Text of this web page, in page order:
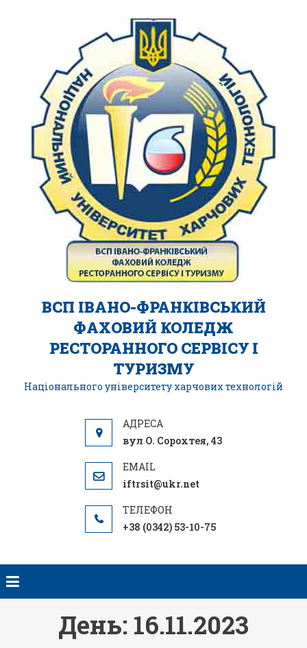
ВСП ІВАНО-ФРАНКІВСЬКИЙ
ФАХОВИЙ КОЛЕДЖ
РЕСТОРАННОГО СЕРВІСУ І
ТУРИЗМУ
Національного університету харчових технологій
вул О. Сорохтея, 43
iftrsit@ukr.net
+38 (0342) 53-10-75
День: 16.11.2023